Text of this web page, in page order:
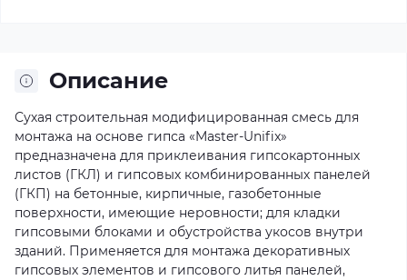
Описание
Сухая строительная модифицированная смесь для
монтажа на основе гипса «Master-Unifix»
предназначена для приклеивания гипсокартонных
листов (ГКЛ) и гипсовых комбинированных панелей
(ГКП) на бетонные, кирпичные, газобетонные
поверхности, имеющие неровности; для кладки
гипсовыми блоками и обустройства укосов внутри
зданий. Применяется для монтажа декоративных
гипсовых элементов и гипсового литья панелей,